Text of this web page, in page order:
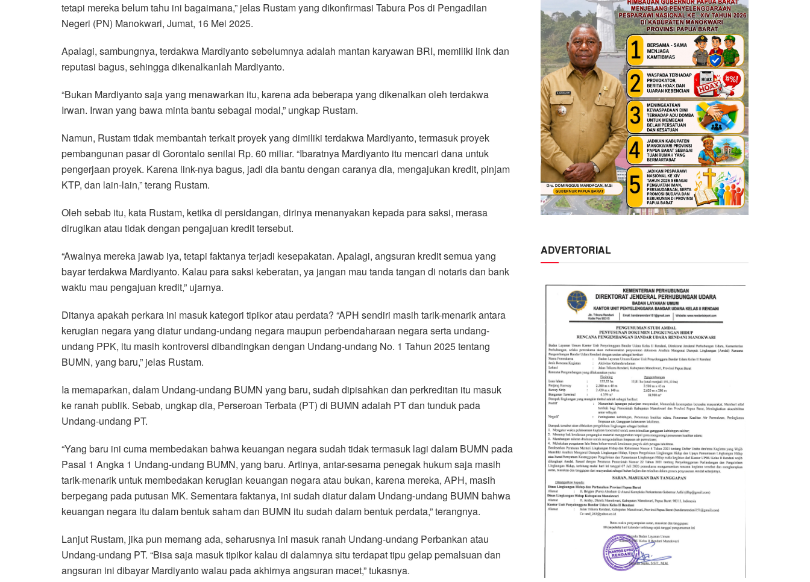
tetapi mereka belum tahu ini bagaimana,” jelas Rustam yang dikonfirmasi Tabura Pos di Pengadilan
Negeri (PN) Manokwari, Jumat, 16 Mei 2025.
Apalagi, sambungnya, terdakwa Mardiyanto sebelumnya adalah mantan karyawan BRI, memiliki link dan
reputasi bagus, sehingga dikenalkanlah Mardiyanto.
“Bukan Mardiyanto saja yang menawarkan itu, karena ada beberapa yang dikenalkan oleh terdakwa
Irwan. Irwan yang bawa minta bantu sebagai modal,” ungkap Rustam.
Namun, Rustam tidak membantah terkait proyek yang dimiliki terdakwa Mardiyanto, termasuk proyek
pembangunan pasar di Gorontalo senilai Rp. 60 miliar. “Ibaratnya Mardiyanto itu mencari dana untuk
pengerjaan proyek. Karena link-nya bagus, jadi dia bantu dengan caranya dia, mengajukan kredit, pinjam
KTP, dan lain-lain,” terang Rustam.
Oleh sebab itu, kata Rustam, ketika di persidangan, dirinya menanyakan kepada para saksi, merasa
dirugikan atau tidak dengan pengajuan kredit tersebut.
“Awalnya mereka jawab iya, tetapi faktanya terjadi kesepakatan. Apalagi, angsuran kredit semua yang
bayar terdakwa Mardiyanto. Kalau para saksi keberatan, ya jangan mau tanda tangan di notaris dan bank
waktu mau pengajuan kredit,” ujarnya.
Ditanya apakah perkara ini masuk kategori tipikor atau perdata? “APH sendiri masih tarik-menarik antara
kerugian negara yang diatur undang-undang negara maupun perbendaharaan negara serta undang-
undang PPK, itu masih kontroversi dibandingkan dengan Undang-undang No. 1 Tahun 2025 tentang
BUMN, yang baru,” jelas Rustam.
Ia memaparkan, dalam Undang-undang BUMN yang baru, sudah dipisahkan dan perkreditan itu masuk
ke ranah publik. Sebab, ungkap dia, Perseroan Terbata (PT) di BUMN adalah PT dan tunduk pada
Undang-undang PT.
“Yang baru ini cuma membedakan bahwa keuangan negara sudah tidak termasuk lagi dalam BUMN pada
Pasal 1 Angka 1 Undang-undang BUMN, yang baru. Artinya, antar-sesama penegak hukum saja masih
tarik-menarik untuk membedakan kerugian keuangan negara atau bukan, karena mereka, APH, masih
berpegang pada putusan MK. Sementara faktanya, ini sudah diatur dalam Undang-undang BUMN bahwa
keuangan negara itu dalam bentuk saham dan BUMN itu sudah dalam bentuk perdata,” terangnya.
Lanjut Rustam, jika pun memang ada, seharusnya ini masuk ranah Undang-undang Perbankan atau
Undang-undang PT. “Bisa saja masuk tipikor kalau di dalamnya situ terdapat tipu gelap pemalsuan dan
angsuran ini dibayar Mardiyanto walau pada akhirnya angsuran macet,” tukasnya.
ADVERTORIAL